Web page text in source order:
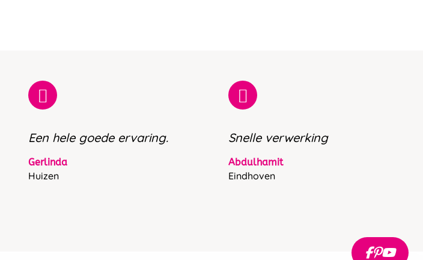
Een hele goede ervaring.
Gerlinda
Huizen
Snelle verwerking
Abdulhamit
Eindhoven